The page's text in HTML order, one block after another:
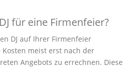
für eine Firmenfeier?
DJ auf Ihrer Firmenfeier
meist erst nach der
Angebots zu errechnen. Diese